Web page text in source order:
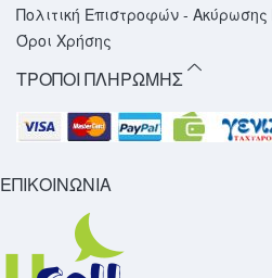
Πολιτική Επιστροφών -
Όροι Χρήσης
ΤΡΟΠΟΙ ΠΛΗΡΩΜΗΣ
ΕΠΙΚΟΙΝΩΝΙΑ